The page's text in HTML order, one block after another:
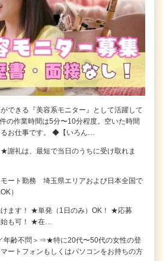
できる『美容系モニター』として活躍して
の作業時間は5分〜10分程度。空いた時間
るお仕事です。 ◆【いろん…
礼は、最短で当日のうちに受け取れま
ート勤務 埼玉県エリアおよび日本全国で
）
ます！ ★単発（1日のみ）OK！ ★応募
始も可！ ★在…
年齢不問＞⇒★特に20代〜50代の女性の登
トフォンもしくはパソコンをお持ちの方